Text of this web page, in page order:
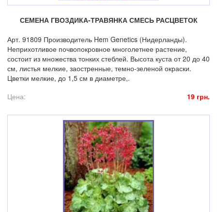
СЕМЕНА ГВОЗДИКА-ТРАВЯНКА СМЕСЬ РАСЦВЕТОК
Арт. 91809 Производитель Hem Genetics (Нидерланды).
Неприхотливое почвопокровное многолетнее растение,
состоит из множества тонких стеблей. Высота куста от 20 до 40
см, листья мелкие, заостренные, темно-зеленой окраски.
Цветки мелкие, до 1,5 см в диаметре,.
Цена:
19 грн.